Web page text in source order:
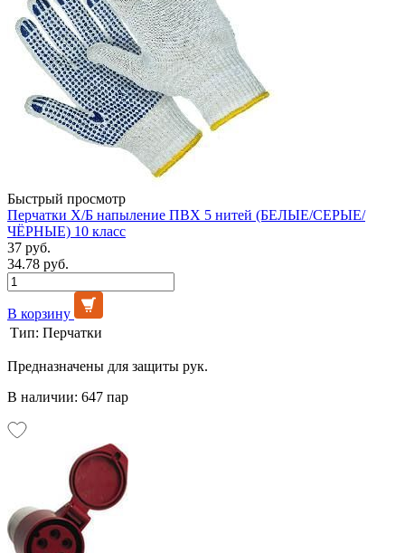
Быстрый просмотр
Перчатки Х/Б напыление ПВХ 5 нитей (БЕЛЫЕ/СЕРЫЕ/
ЧЁРНЫЕ) 10 класс
37 руб.
34.78 руб.
В корзину
Тип: Перчатки
Предназначены для защиты рук.
В наличии: 647 пар